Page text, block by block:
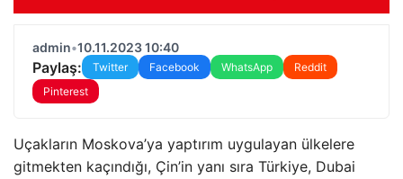
admin•10.11.2023 10:40
Paylaş: Twitter Facebook WhatsApp
Reddit
Pinterest
Uçakların Moskova’ya yaptırım uygulayan ülkelere
gitmekten kaçındığı, Çin’in yanı sıra Türkiye, Dubai